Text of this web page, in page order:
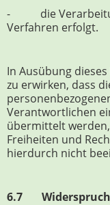
- die
Verfahren erfolgt.
In Ausübung
zu erwirken, dass
Verantwortlichen
übermittelt
Freiheiten und
hierdurch nicht
6.7